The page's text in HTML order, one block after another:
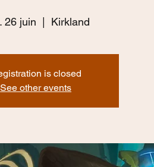
26 juin Kirkland
is closed
See other events